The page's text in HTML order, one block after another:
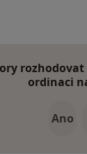
ordinaci
Ano